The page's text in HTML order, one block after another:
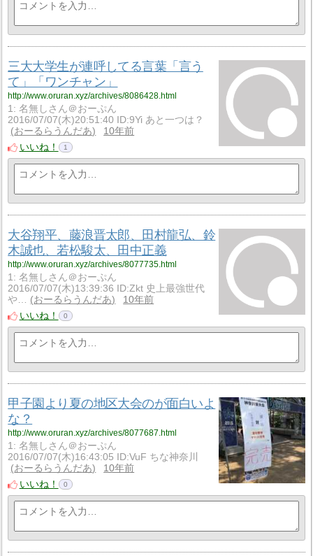
三大大学生が連呼してる言葉「言う
て」「ワンチャン」
http://www.oruran.xyz/archives/8086428.html
1: 名無しさん＠おーぷん
2016/07/07(木)20:51:40 ID:9Yi あと一つは？
おーるらうんだあ
10年前
いいね！
1
大谷翔平、藤浪晋太郎、田村龍弘、鈴
木誠也、若松駿太、田中正義
http://www.oruran.xyz/archives/8077735.html
1: 名無しさん＠おーぷん
2016/07/07(木)13:39:36 ID:Zkt 史上最強世代
や…
おーるらうんだあ
10年前
いいね！
0
甲子園より夏の地区大会のが面白いよ
な？
http://www.oruran.xyz/archives/8077687.html
1: 名無しさん＠おーぷん
2016/07/07(木)16:43:05 ID:VuF ちな神奈川
おーるらうんだあ
10年前
いいね！
0